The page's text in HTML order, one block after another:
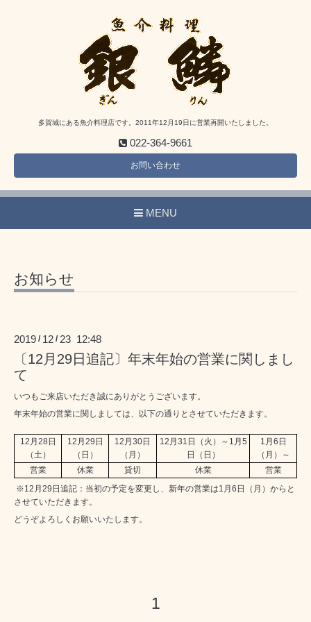
多賀城にある魚介料理店です。2011年12月19日に営業再開いたしました。
022-364-9661
お問い合わせ
MENU
お知らせ
2019 / 12 / 23 12:48
〔12月29日追記〕年末年始の営業に関しまし
て
いつもご来店いただき誠にありがとうございます。
年末年始の営業に関しましては、以下の通りとさせていただきます。
12月28日
（土）
12月29日
（日）
12月30日
（月）
12月31日（火）～1月5
日（日）
1月6日
（月）～
営業
休業 貸切 休業
営業
※12月29日追記：当初の予定を変更し、新年の営業は1月6日（月）からと
させていただきます。
どうぞよろしくお願いいたします。
1